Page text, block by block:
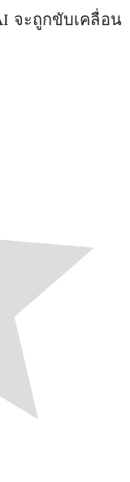
จะถูกขับเคลื่อน